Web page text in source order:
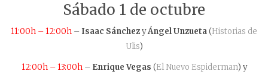
Sábado 1 de octubre
11:00h – 12:00h – Isaac SánchezyÁngel Unzueta(Historias de
Ulis)
12:00h – 13:00h– Enrique Vegas (El Nuevo Espiderman) y